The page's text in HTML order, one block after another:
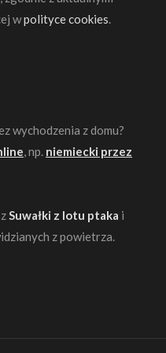
wpolityce cookies.
wychodzenia z domu?
, np. niemiecki przez
Suwałki z lotu ptaka i
z powietrza.